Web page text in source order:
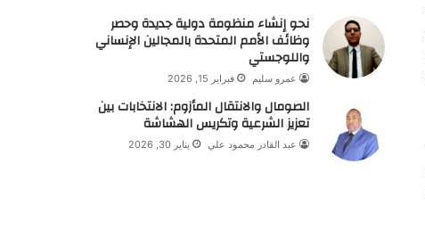
نحو إنشاء منظومة دولية جديدة وحصر
وظائف الأمم المتحدة بالمجالين الإنساني
واللوجستي
عمرو سليم فبراير 15, 2026
الصومال والانتقال المأزوم: الانتخابات بين
تعزيز الشرعية وتكريس الهشاشة
عبد القادر محمود علي يناير 30, 2026